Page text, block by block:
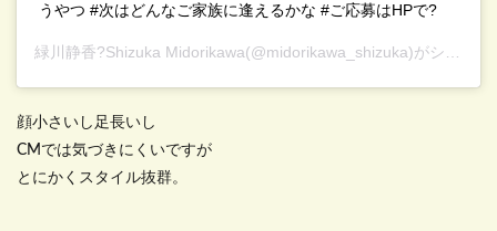
うやつ #次はどんなご家族に逢えるかな #ご応募はHPで?
緑川静香?Shizuka Midorikawa(@midorikawa_shizuka)がシェアした投稿 –
顔小さいし足長いし
CMでは気づきにくいですが
とにかくスタイル抜群。